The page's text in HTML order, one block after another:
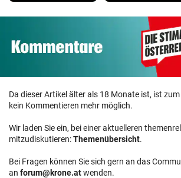
Da dieser Artikel älter als 18 Monate ist, ist
kein Kommentieren mehr möglich.
Wir laden Sie ein, bei einer aktuelleren
mitzudiskutieren:Themenübersicht.
Bei Fragen können Sie sich gern an das
an forum@krone.atwenden.